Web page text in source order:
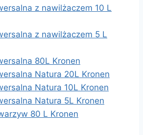
z nawilżaczem 10 L
z nawilżaczem 5 L
80L Kronen
Natura 20L Kronen
Natura 10L Kronen
Natura 5L Kronen
80 L Kronen